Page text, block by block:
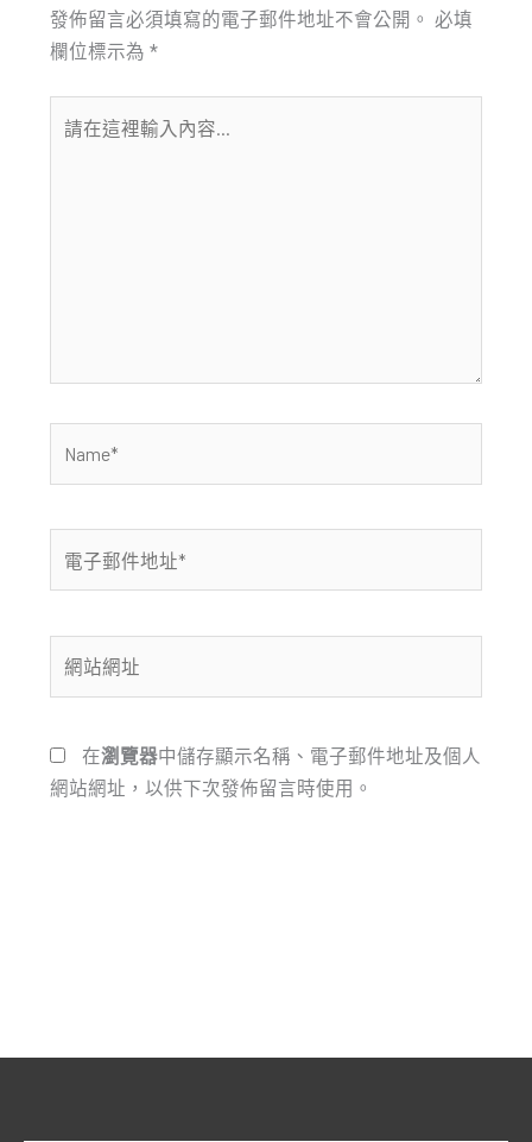
發佈留言必須填寫的電子郵件地址不會公開。 必填
欄位標示為 *
在
子
件
地
址
站
址
在瀏覽器中儲存顯示名稱、電子郵件地址及個人
網站網址，以供下次發佈留言時使用。